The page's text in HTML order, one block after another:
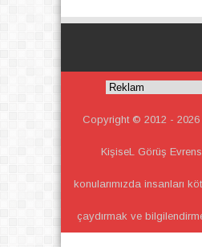
Copyright © 2012 - 2026
KişiseL Görüş
konularımızda insanları
çaydırmak ve